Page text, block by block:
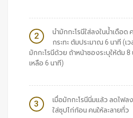
2
นำมักกะโรนีใส่ลงในน้ำเดือด
กระทะ ต้มประมาณ 6 นาที (
มักกะโรนีด้วย ถ้าหน้าซองระบุให้ต้ม 8
เหลือ 6 นาที)
3
เมื่อมักกะโรนีนิ่มแล้ว ลดไฟล
ใส่ซุปไก่ก้อน คนให้ละลายทั่ว